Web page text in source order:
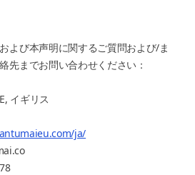
よび本声明に関するご質問および/ま
先までお問い合わせください：
イギリス
ja/